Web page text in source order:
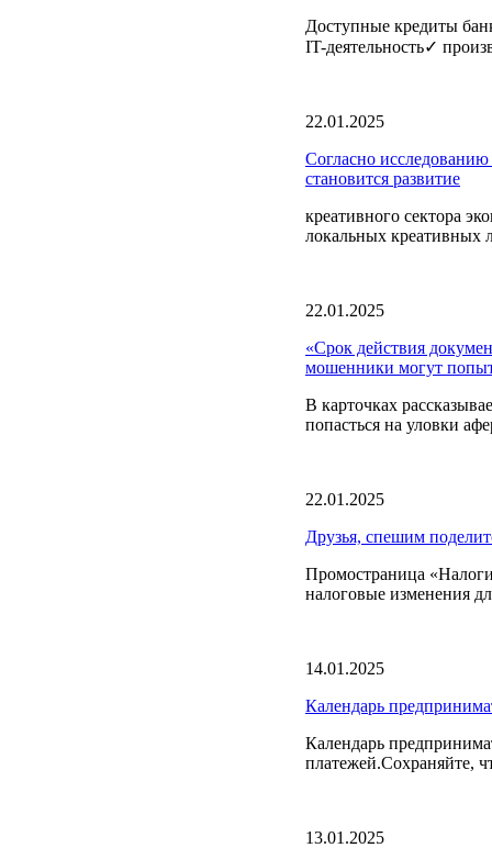
Доступные кредиты
IT-деятельность✓
22.01.2025
Согласно
становится развитие
креативного сектора
локальных креативных
22.01.2025
«Срок действия
мошенники могут
В карточках
попасться на уловки
22.01.2025
Друзья, спешим
Промостраница
налоговые изменения
14.01.2025
Календарь
Календарь
платежей.Сохраняйте,
13.01.2025